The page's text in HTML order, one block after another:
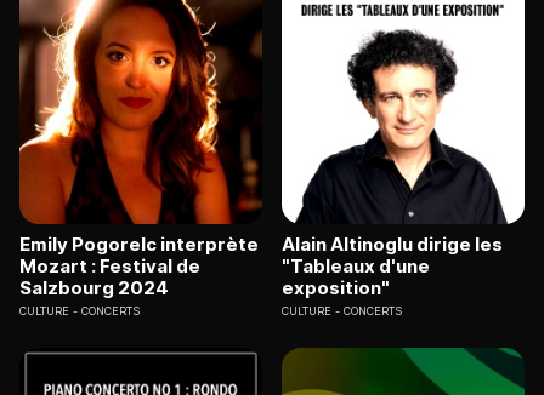
Emily Pogorelc interprète
Mozart : Festival de
Salzbourg 2024
CULTURE CONCERTS
Alain Altinoglu dirige les
"Tableaux d'une
exposition"
CULTURE CONCERTS